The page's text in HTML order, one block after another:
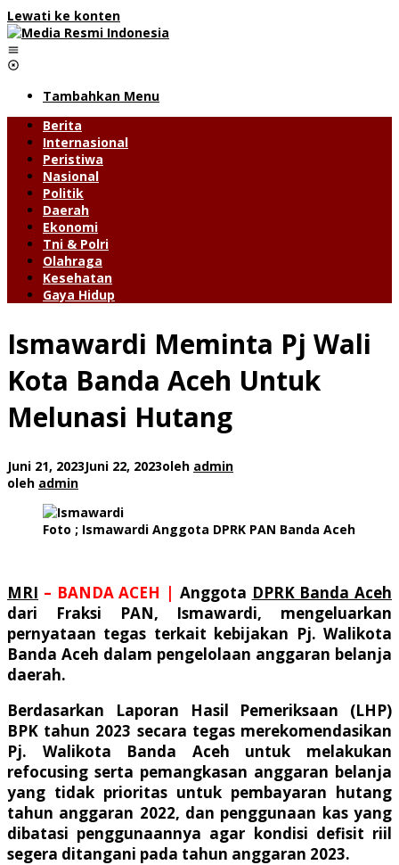
Lewati ke konten
Tambahkan Menu
Berita
Internasional
Peristiwa
Nasional
Politik
Daerah
Ekonomi
Tni & Polri
Olahraga
Kesehatan
Gaya Hidup
Ismawardi Meminta Pj Wali
Kota Banda Aceh Untuk
Melunasi Hutang
Juni 21, 2023Juni 22, 2023oleh admin
oleh admin
Foto ; Ismawardi Anggota DPRK PAN Banda Aceh
MRI – BANDA ACEH | Anggota DPRK Banda Aceh
dari Fraksi PAN, Ismawardi, mengeluarkan
pernyataan tegas terkait kebijakan Pj. Walikota
Banda Aceh dalam pengelolaan anggaran belanja
daerah.
Berdasarkan Laporan Hasil Pemeriksaan (LHP)
BPK tahun 2023 secara tegas merekomendasikan
Pj. Walikota Banda Aceh untuk melakukan
refocusing serta pemangkasan anggaran belanja
yang tidak prioritas untuk pembayaran hutang
tahun anggaran 2022, dan penggunaan kas yang
dibatasi penggunaannya agar kondisi defisit riil
segera ditangani pada tahun anggaran 2023.